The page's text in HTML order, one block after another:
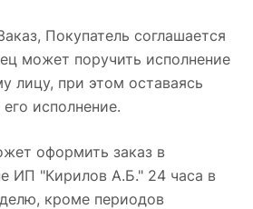
Покупатель соглашается
может поручить исполнение
лицу, при этом оставаясь
исполнение.
оформить заказ в
ИП "Кирилов А.Б." 24 часа в
кроме периодов